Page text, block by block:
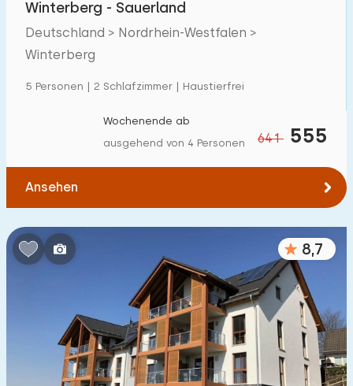
Ferienwohnung
Tiny house
Hausboot
Kinderfreundlich
Kindermöbel
Eingezäunter Garten 1
Spielgeräte im Garten 4
Kinderanimation
Kindereinrichtungen im Park 0
Winterberg - Sauerland
Deutschland > Nordrhein-Westfalen >
Winterberg
5 Personen | 2 Schlafzimmer | Haustierfrei
641 555
Wochenende ab
ausgehend von 4 Personen
Ansehen
8,7